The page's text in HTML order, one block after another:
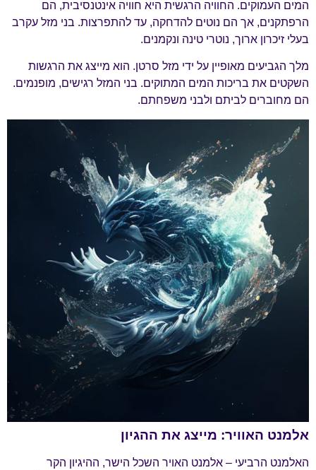
המים העמוקים. החוויה הרגשית היא חוויה אינטנסיבית, הם
הרפתקנים, אך הם נוטים להדחקה, עד להתפרצות. בני מזל עקרב
בעלי זיכרון ארוך, נוטרי טינה ונקמנים.
מלך הגביעים מאופיין על ידי מזל סרטן. הוא מייצג את הרגשות
השקטים את בריכות המים המתוקים. בני המזל רגישים, מופנמים.
הם מחוברים לביתם ולבני משפחתם.
אלמנט האוויר: מייצג את ההגיון
האלמנט הרביעי – אלמנט האויר השכל הישר, ההיגיון הקר